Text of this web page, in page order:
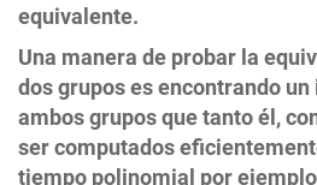
equivalente.
Una manera de probar la
dos grupos es encontrando
ambos grupos que tanto él,
ser computados
tiempo polinomial por